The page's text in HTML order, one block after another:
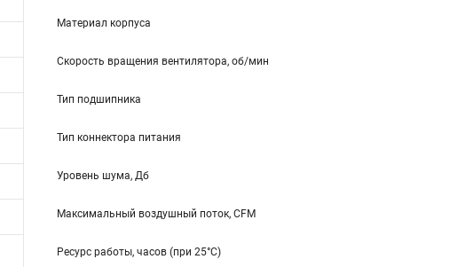
Материал корпуса
Скорость вращения вентилятора, об/мин
Тип подшипника
Тип коннектора питания
Уровень шума, Дб
Максимальный воздушный поток, CFM
Ресурс работы, часов (при 25°C)